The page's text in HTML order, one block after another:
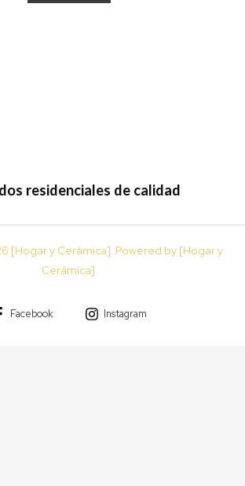
residenciales de calidad
[Hogar y Cerámica]. Powered by [Hogar y
Cerámica].
Facebook Instagram